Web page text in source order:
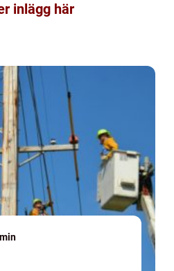
inlägg här